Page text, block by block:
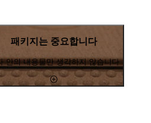
패키지는 중요합니다
안의 내용물만 생각하지 않습니다